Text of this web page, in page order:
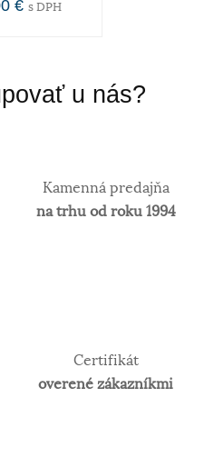
€ s DPH
u nás?
Kamenná predajňa
na trhu od roku 1994
Certifikát
overené zákazníkmi